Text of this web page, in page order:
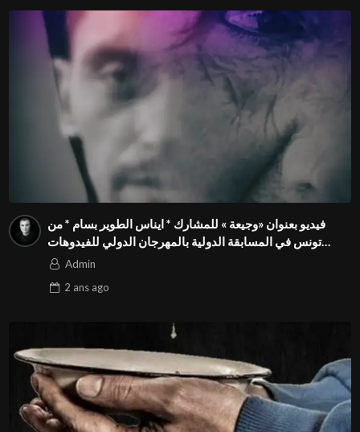
فيديو بعنوان «وجيعة » للمشارك * ايناس الطوير بسام * من
تونس في المسابقة الدولية بالمهرجان الدولي للفيدوهات
التوعوية Season 4 FIVSAdmin
2 ansago